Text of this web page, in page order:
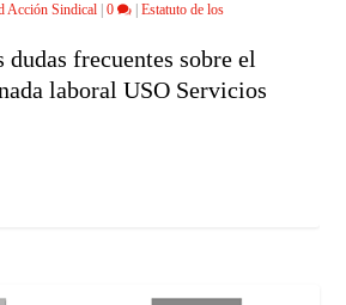
Acción Sindical |0 |Estatuto de los
dudas frecuentes sobre el
laboral USO Servicios